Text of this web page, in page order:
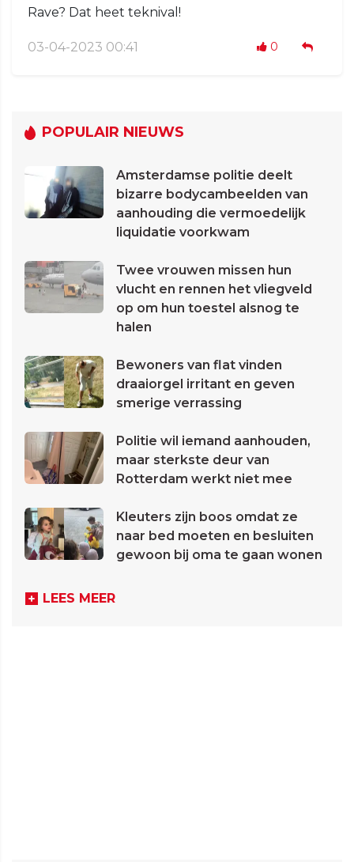
Rave? Dat heet teknival!
03-04-2023 00:41 0
POPULAIR NIEUWS
Amsterdamse politie deelt
bizarre bodycambeelden van
aanhouding die vermoedelijk
liquidatie voorkwam
Twee vrouwen missen hun
vlucht en rennen het vliegveld
op om hun toestel alsnog te
halen
Bewoners van flat vinden
draaiorgel irritant en geven
smerige verrassing
Politie wil iemand aanhouden,
maar sterkste deur van
Rotterdam werkt niet mee
Kleuters zijn boos omdat ze
naar bed moeten en besluiten
gewoon bij oma te gaan wonen
LEES MEER